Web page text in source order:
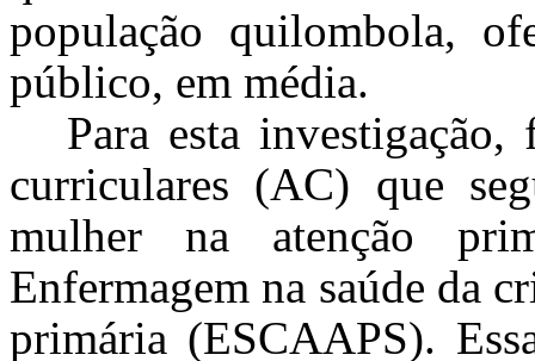
população quilombola,
público, em média.
Para esta investigação,
curriculares (AC) que
mulher na atenção
Enfermagem na saúde da
primária (ESCAAPS).